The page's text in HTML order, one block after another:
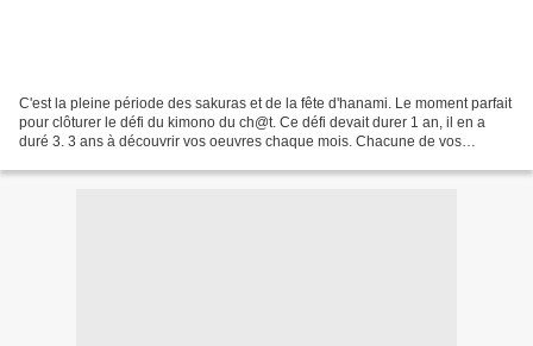
C'est la pleine période des sakuras et de la fête d'hanami. Le moment parfait
pour clôturer le défi du kimono du ch@t. Ce défi devait durer 1 an, il en a
duré 3. 3 ans à découvrir vos oeuvres chaque mois. Chacune de vos